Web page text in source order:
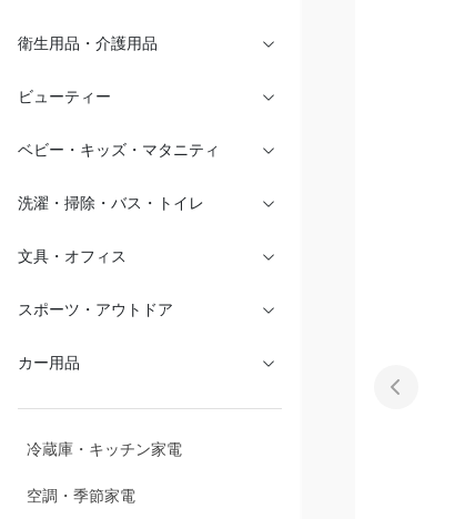
衛生用品・介護用品
ビューティー
ベビー・キッズ・マタニティ
洗濯・掃除・バス・トイレ
文具・オフィス
スポーツ・アウトドア
カー用品
冷蔵庫・キッチン家電
空調・季節家電